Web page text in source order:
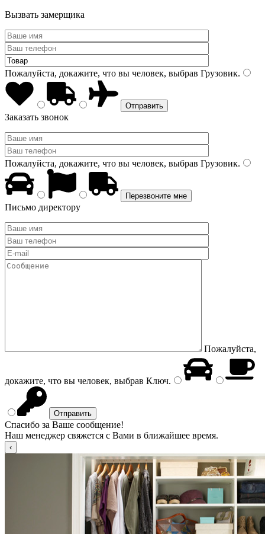
Вызвать замерщика
Пожалуйста, докажите, что вы человек, выбрав Грузовик.
Заказать звонок
Пожалуйста, докажите, что вы человек, выбрав Грузовик.
Письмо директору
Пожалуйста,
докажите, что вы человек, выбрав Ключ.
Спасибо за Ваше сообщение!
Наш менеджер свяжется с Вами в ближайшее время.